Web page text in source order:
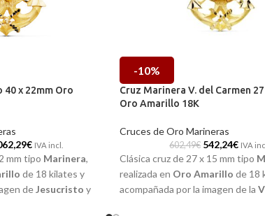
x 22mm Oro
€ IVA incl.
mm tipo Marinera,
de 18 kilates y
deJesucristo y
-10%
Cruz Marinera V. del Carmen
Oro Amarillo 18K
Cruces de Oro Marineras
602,49€ 542,24€ IVA
Clásica cruz de 27 x 15 mm tipo
realizada en Oro Amarillo de 18
acompañada por la imagen de la